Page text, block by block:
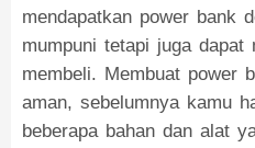
mendapatkan power bank
mumpuni tetapi juga dapat
membeli. Membuat power
aman, sebelumnya kamu
beberapa bahan dan alat